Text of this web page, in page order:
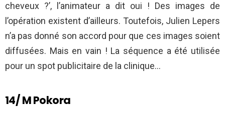
cheveux ?’, l’animateur a dit oui ! Des images de
l’opération existent d’ailleurs. Toutefois, Julien Lepers
n’a pas donné son accord pour que ces images soient
diffusées. Mais en vain ! La séquence a été utilisée
pour un spot publicitaire de la clinique…
14/ M Pokora